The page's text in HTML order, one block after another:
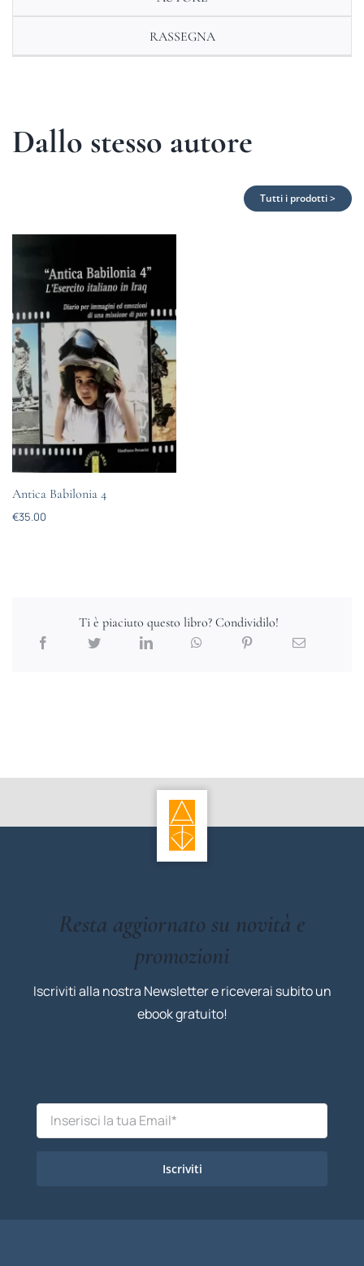
RASSEGNA
Dallo stesso autore
Tutti i prodotti >
Antica Babilonia 4
€35.00
Ti è piaciuto questo libro? Condividilo!
Resta aggiornato su novità e
promozioni
Iscriviti alla nostra Newsletter e riceverai subito un
ebook gratuito!
Iscriviti